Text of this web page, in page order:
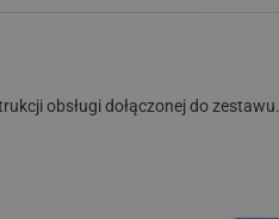
obsługi dołączonej do zestawu.